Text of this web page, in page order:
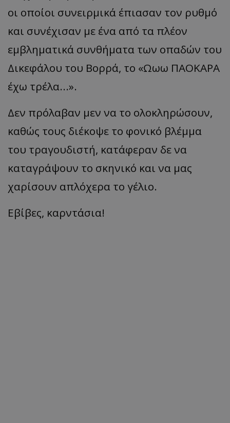
οι οποίοι συνειρμικά έπιασαν τον ρυθμό
και συνέχισαν με ένα από τα πλέον
εμβληματικά συνθήματα των οπαδών του
Δικεφάλου του Βορρά, το «Ωωω ΠΑΟΚΑΡΑ
έχω τρέλα...».
Δεν πρόλαβαν μεν να το ολοκληρώσουν,
καθώς τους διέκοψε το φονικό βλέμμα
του τραγουδιστή, κατάφεραν δενα
καταγράψουν το σκηνικό και να μας
χαρίσουν απλόχερα το γέλιο.
Εβίβες, καρντάσια!